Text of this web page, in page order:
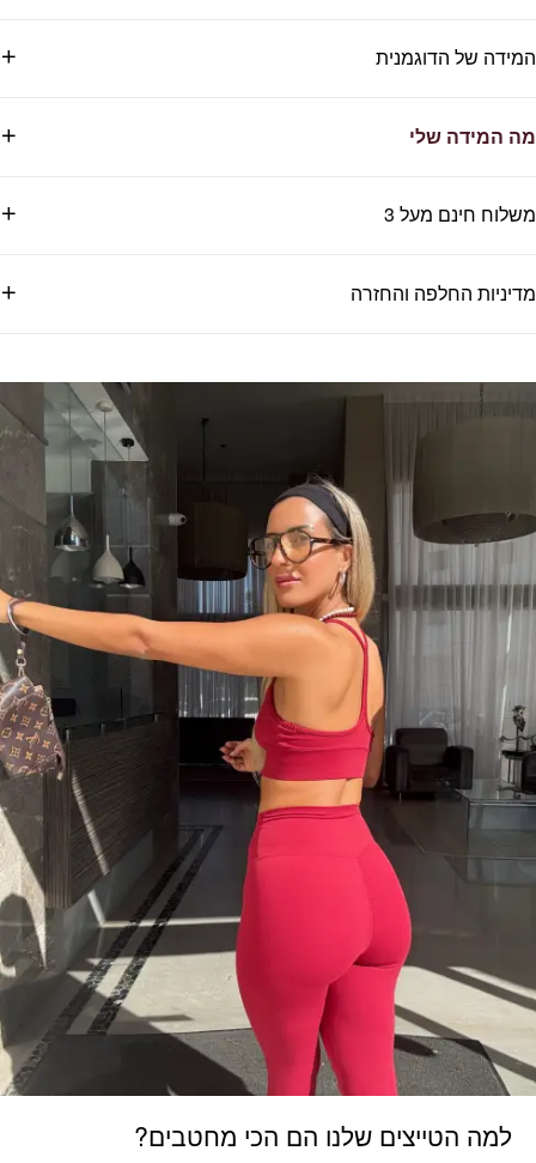
המידה של הדוגמנית
מה המידה שלי
משלוח חינם מעל 3
מדיניות החלפה והחזרה
למה הטייצים שלנו הם הכי מחטבים?